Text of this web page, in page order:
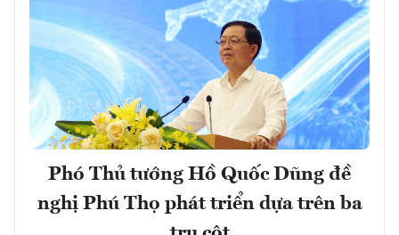
Phó Thủ tướng Hồ Quốc Dũng đề
nghị Phú Thọ phát triển dựa trên ba